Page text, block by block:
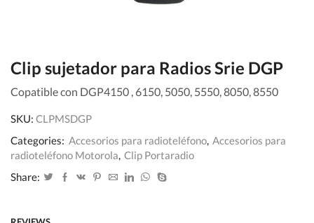
Clip sujetador para Radios Srie DGP
Copatible con DGP4150 , 6150, 5050, 5550, 8050, 8550
SKU: CLPMSDGP
Categories: Accesorios para radioteléfono, Accesorios para
radioteléfono Motorola, Clip Portaradio
Share: